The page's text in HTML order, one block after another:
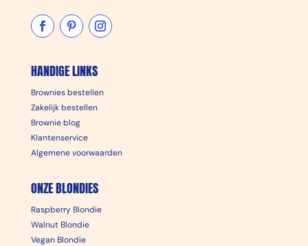
HANDIGE LINKS
Brownies bestellen
Zakelijk bestellen
Brownie blog
Klantenservice
Algemene voorwaarden
ONZE BLONDIES
Raspberry Blondie
Walnut Blondie
Vegan Blondie